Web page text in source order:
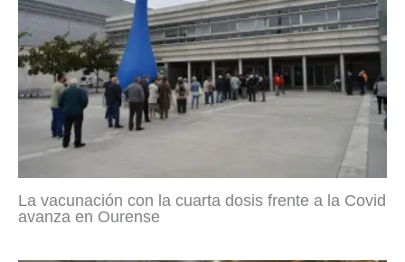
La vacunación con la cuarta dosis frente a la Covid
avanza en Ourense